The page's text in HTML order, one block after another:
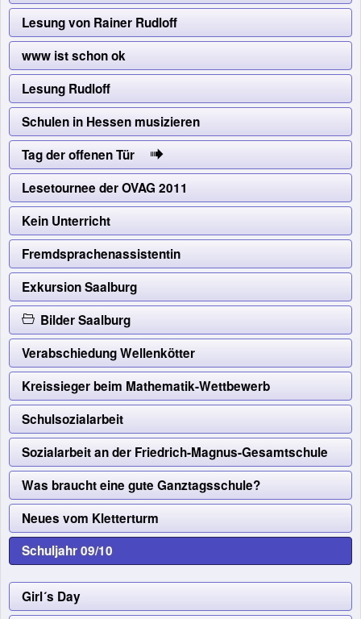
Lesung von Rainer Rudloff
www ist schon ok
Lesung Rudloff
Schulen in Hessen musizieren
Tag der offenen Tür
Lesetournee der OVAG 2011
Kein Unterricht
Fremdsprachenassistentin
Exkursion Saalburg
Bilder Saalburg
Verabschiedung Wellenkötter
Kreissieger beim Mathematik-Wettbewerb
Schulsozialarbeit
Sozialarbeit an der Friedrich-Magnus-Gesamtschule
Was braucht eine gute Ganztagsschule?
Neues vom Kletterturm
Schuljahr 09/10
Girl´s Day